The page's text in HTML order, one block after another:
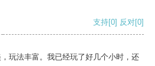
支持[0] 反对[0]
玩法丰富。我已经玩了好几个小时，还